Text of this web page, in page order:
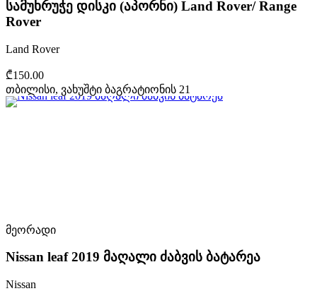
სამუხრუჭე დისკი (აპორნი) Land Rover/ Range
Rover
Land Rover
₾150.00
თბილისი, ვახუშტი ბაგრატიონის 21
მეორადი
Nissan leaf 2019 მაღალი ძაბვის ბატარეა
Nissan